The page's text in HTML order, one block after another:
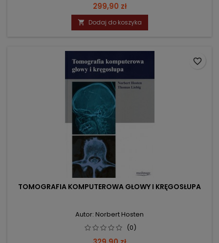
Cena
299,90 zł
 Dodaj do koszyka
TOMOGRAFIA KOMPUTEROWA GŁOWY I KRĘGOSŁUPA
Autor: Norbert Hosten
(0)
favorite_border